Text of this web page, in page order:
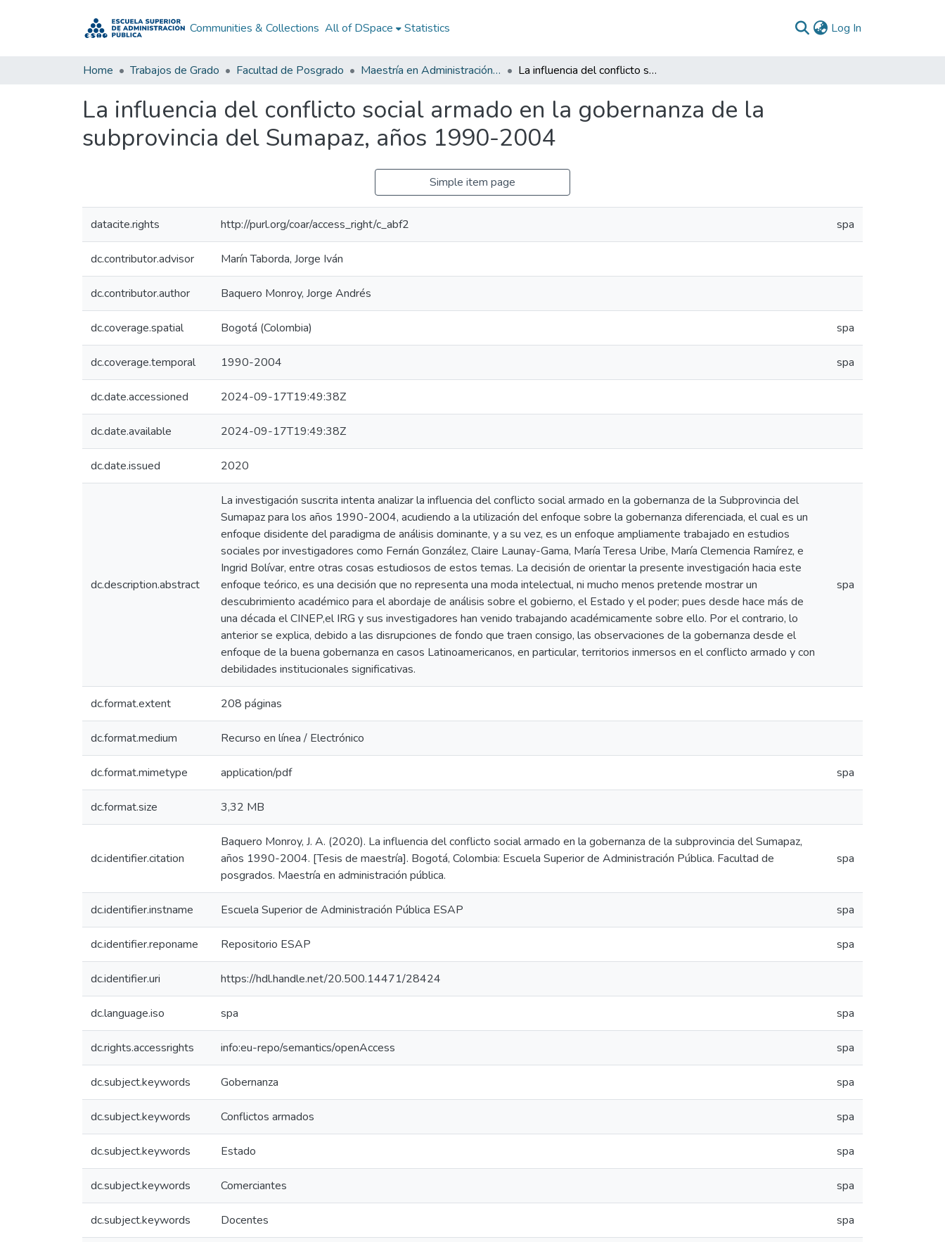
Communities & Collections All of DSpace Statistics Log In
Home Trabajos de Grado Facultad de Posgrado Maestría en Administración Pública La influencia del conflicto social armado en la gobernanza de la subprovincia del Sumapaz, años 1990-2004
La influencia del conflicto social armado en la gobernanza de la
subprovincia del Sumapaz, años 1990-2004
Simple item page
datacite.rights http://purl.org/coar/access_right/c_abf2 spa
dc.contributor.advisor Marín Taborda, Jorge Iván
dc.contributor.author Baquero Monroy, Jorge Andrés
dc.coverage.spatial Bogotá (Colombia) spa
dc.coverage.temporal 1990-2004 spa
dc.date.accessioned 2024-09-17T19:49:38Z
dc.date.available 2024-09-17T19:49:38Z
dc.date.issued 2020
dc.description.abstract
La investigación suscrita intenta analizar la influencia del conflicto social armado en la gobernanza de la Subprovincia del
Sumapaz para los años 1990-2004, acudiendo a la utilización del enfoque sobre la gobernanza diferenciada, el cual es un
enfoque disidente del paradigma de análisis dominante, y a su vez, es un enfoque ampliamente trabajado en estudios
sociales por investigadores como Fernán González, Claire Launay-Gama, María Teresa Uribe, María Clemencia Ramírez, e
Ingrid Bolívar, entre otras cosas estudiosos de estos temas. La decisión de orientar la presente investigación hacia este
enfoque teórico, es una decisión que no representa una moda intelectual, ni mucho menos pretende mostrar un
descubrimiento académico para el abordaje de análisis sobre el gobierno, el Estado y el poder; pues desde hace más de
una década el CINEP,el IRG y sus investigadores han venido trabajando académicamente sobre ello. Por el contrario, lo
anterior se explica, debido a las disrupciones de fondo que traen consigo, las observaciones de la gobernanza desde el
enfoque de la buena gobernanza en casos Latinoamericanos, en particular, territorios inmersos en el conflicto armado y con
debilidades institucionales significativas.
spa
dc.format.extent 208 páginas
dc.format.medium Recurso en línea / Electrónico
dc.format.mimetype application/pdf spa
dc.format.size 3,32 MB
dc.identifier.citation
Baquero Monroy, J. A. (2020). La influencia del conflicto social armado en la gobernanza de la subprovincia del Sumapaz,
años 1990-2004. [Tesis de maestría]. Bogotá, Colombia: Escuela Superior de Administración Pública. Facultad de
posgrados. Maestría en administración pública.
spa
dc.identifier.instname Escuela Superior de Administración Pública ESAP spa
dc.identifier.reponame Repositorio ESAP spa
dc.identifier.uri https://hdl.handle.net/20.500.14471/28424
dc.language.iso spa spa
dc.rights.accessrights info:eu-repo/semantics/openAccess spa
dc.subject.keywords Gobernanza spa
dc.subject.keywords Conflictos armados spa
dc.subject.keywords Estado spa
dc.subject.keywords Comerciantes spa
dc.subject.keywords Docentes spa